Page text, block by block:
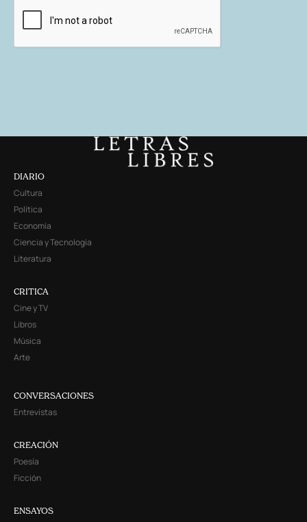
DIARIO
Cultura
Política
Economía
Ciencia y Tecnología
Literatura
CRITICA
Cine y TV
Libros
Música
Arte
CONVERSACIONES
Entrevistas
CREACIÓN
Poesía
Ficción
ENSAYOS